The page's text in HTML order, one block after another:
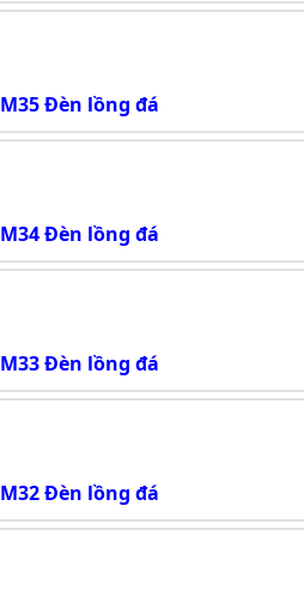
M35 Đèn lồng đá
M34 Đèn lồng đá
M33 Đèn lồng đá
M32 Đèn lồng đá